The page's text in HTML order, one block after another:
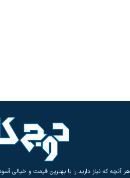
هر آنچه که نیاز دارید را با بهترین قیمت و خیالی